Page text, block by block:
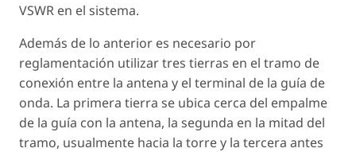
VSWR en el sistema.
Además de lo anterior es necesario por
reglamentación utilizar tres tierras en el tramo de
conexión entre la antena y el terminal de la guía de
onda. La primera tierra se ubica cerca del empalme
de la guía con la antena, la segunda en la mitad del
tramo, usualmente hacia la torre y la tercera antes